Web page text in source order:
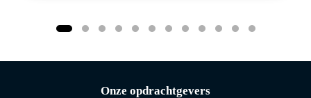
Onze opdrachtgevers